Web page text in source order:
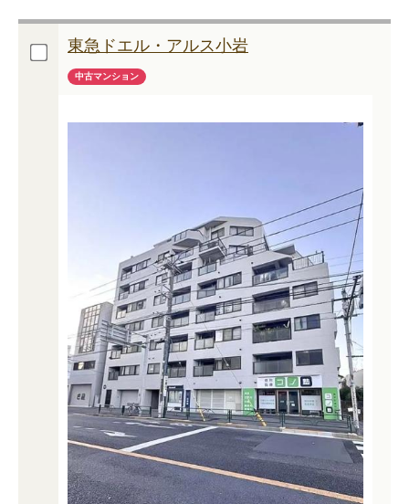
東急ドエル・アルス小岩
中古マンション